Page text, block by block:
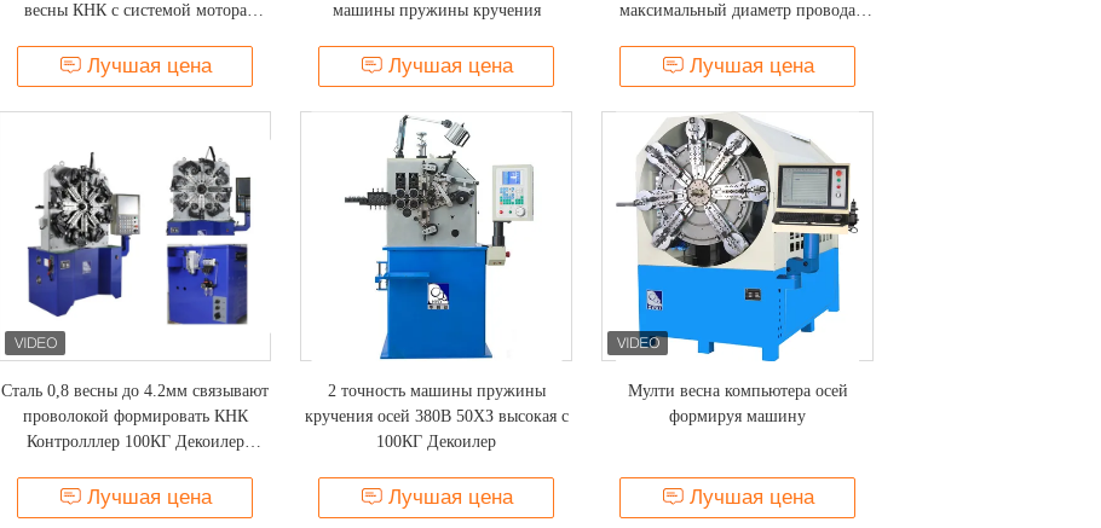
весны КНК с системой мотора
Лучшая цена
машины пружины кручения
Лучшая цена
максимальный диаметр провода
Лучшая цена
Сталь 0,8 весны до 4.2мм связывают
проволокой формировать КНК
Контролллер 100КГ Декоилер
Лучшая цена
2 точность машины пружины
кручения осей 380В 50ХЗ высокая с
100КГ Декоилер
Лучшая цена
Мулти весна компьютера осей
формируя машину
Лучшая цена